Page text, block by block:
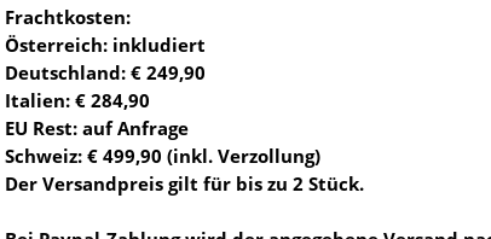
Frachtkosten:
Österreich: inkludiert
Deutschland: € 249,90
Italien: € 284,90
EU Rest: auf Anfrage
Schweiz: € 499,90 (inkl. Verzollung)
Der Versandpreis gilt für bis zu 2 Stück.